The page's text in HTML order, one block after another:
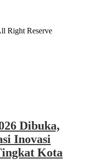
Right Reserve
Dibuka,
Inovasi
Kota